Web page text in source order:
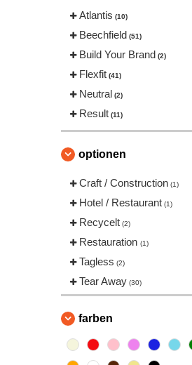
Atlantis (10)
Beechfield (51)
Build Your Brand (2)
Flexfit (41)
Neutral (2)
Result (11)
optionen
Craft / Construction (1)
Hotel / Restaurant (1)
Recycelt (2)
Restauration (1)
Tagless (2)
Tear Away (30)
farben